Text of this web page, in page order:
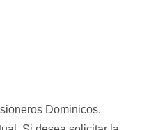
Dominicos.